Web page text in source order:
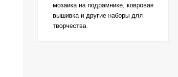
мозаика на подрамнике, ковровая
вышивка и другие наборы для
творчества.